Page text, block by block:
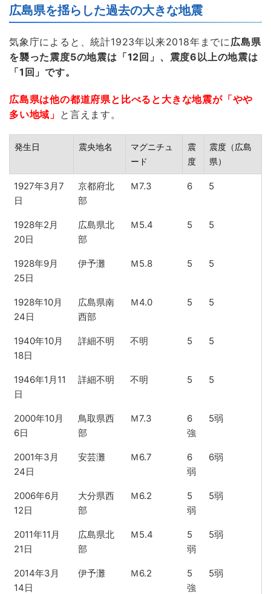
広島県を揺らした過去の大きな地震
気象庁によると、統計1923年以来2018年までに広島県
を襲った震度5の地震は「12回」、震度6以上の地震は
「1回」です。
広島県は他の都道府県と比べると大きな地震が「やや
多い地域」 と言えます。
発生日 震央地名
マグニチュ
ード
震
度
震度（広島
県）
1927年3月7
日
京都府北
部
Ｍ7.3 6 5
1928年2月
20日
広島県北
部
Ｍ5.4 5 5
1928年9月
25日
伊予灘 Ｍ5.8 5 5
1928年10月
24日
広島県南
西部
Ｍ4.0 5 5
1940年10月
18日
詳細不明 不明 5 5
1946年1月11
日
詳細不明 不明 5 5
2000年10月
6日
鳥取県西
部
Ｍ7.3
6
強
5弱
2001年3月
24日
安芸灘 Ｍ6.7
6
弱
6弱
2006年6月
12日
大分県西
部
Ｍ6.2
5
弱
5弱
2011年11月
21日
広島県北
部
Ｍ5.4
5
弱
5弱
2014年3月
14日
伊予灘 Ｍ6.2
5
強
5弱